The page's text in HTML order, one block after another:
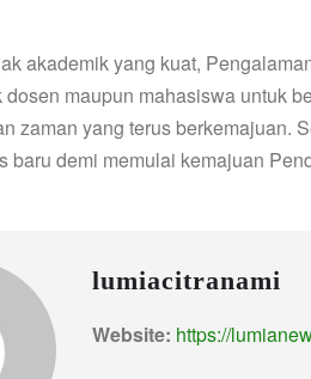
akademik yang kuat,
maupun mahasiswa untuk
zaman yang terus berkemajuan.
baru demi memulai kemajuan
lumiacitranami
Website: https://